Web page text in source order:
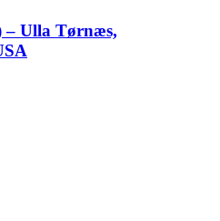
– Ulla Tørnæs,